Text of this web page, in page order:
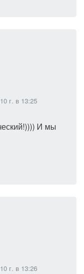
г. в 13:25
И мы
г. в 13:26